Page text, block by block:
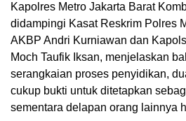
Kapolres Metro Jakarta Barat
didampingi Kasat Reskrim Polres
AKBP Andri Kurniawan dan
Moch Taufik Iksan, menjelaskan
serangkaian proses penyidikan,
cukup bukti untuk ditetapkan
sementara delapan orang lainnya